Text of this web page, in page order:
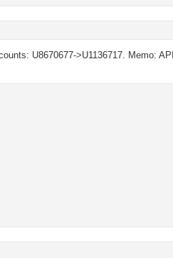
U8670677->U1136717. Memo: